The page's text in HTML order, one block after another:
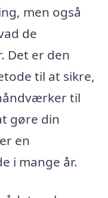
men også
de
Det er den
til at sikre,
til
gøre din
en
i mange år.